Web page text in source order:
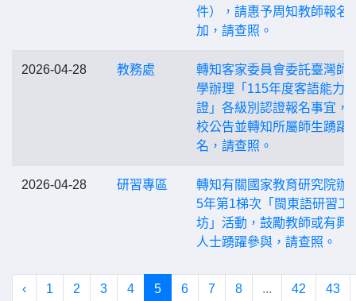
件），請惠予周知教師報名
加，請查照。
2026-04-28 教務處
轉知客家委員會委託臺灣師
學辦理「115年度客語能力
證」各級別認證報名事宜，
校公告並轉知所屬師生踴躍
名，請查照。
2026-04-28 研習專區
轉知有關國家教育研究院辦
5年第1梯次「閩東語研習工
坊」活動，鼓勵教師或有興
人士踴躍參與，請查照。
‹ 1 2 3 4 5 6 7 8 ... 42 43